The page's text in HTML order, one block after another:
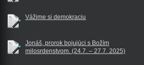
Vážime si demokraciu
Jonáš, prorok bojujúci s Božím
milosrdenstvom. (24.7. – 27.7. 2025)